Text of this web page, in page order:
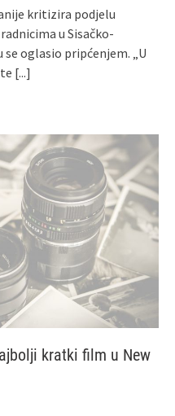
kritizira podjelu
u Sisačko-
oglasio pripćenjem. „U
[...]
kratki film u New